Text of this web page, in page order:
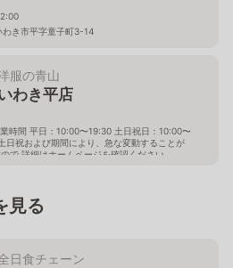
わき市平字童子町3-14
服の青山
わき平店
時間 平日：10:00〜19:30 土日祝日：10:00〜
日祝および期間により、急な変動することが
で 詳細はホームページを確認ください
見る
日食チェーン